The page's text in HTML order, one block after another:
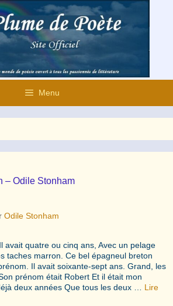
Menu
– Odile Stonham
Odile Stonham
avait quatre ou cinq ans, Avec un pelage
taches marron. Ce bel épagneul breton
Il avait soixante-sept ans. Grand, les
prénom était Robert Et il était mon
deux années Que tous les deux … Lire